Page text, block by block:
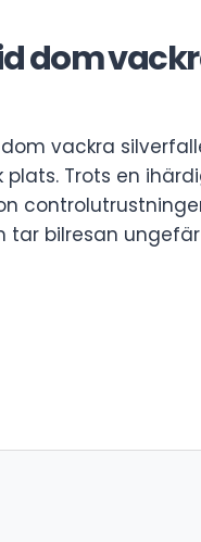
dom
vackra
Trots en
tar bilresan